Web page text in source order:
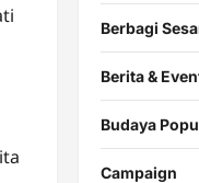
Berbagi
Berita &
Budaya
Campaign